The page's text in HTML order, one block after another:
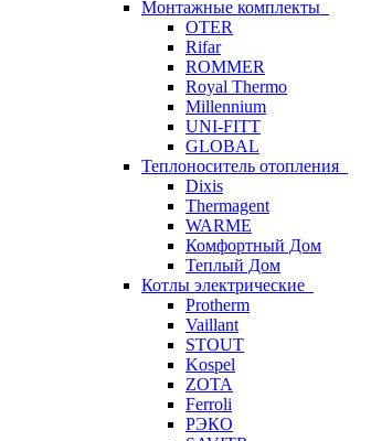
Монтажные комплекты
OTER
Rifar
ROMMER
Royal Thermo
Millennium
UNI-FITT
GLOBAL
Теплоноситель отопления
Dixis
Thermagent
WARME
Комфортный Дом
Теплый Дом
Котлы электрические
Protherm
Vaillant
STOUT
Kospel
ZOTA
Ferroli
РЭКО